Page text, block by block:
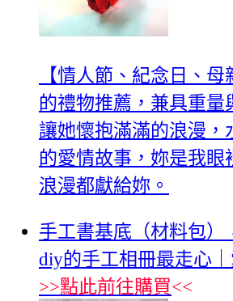
【情人節、紀念日、
的禮物推薦，兼具重量
讓她懷抱滿滿的浪漫，
的愛情故事，妳是我眼
浪漫都獻給妳。
手工書基底（材料包）
diy的手工相冊最走心
>>點此前往購買<<